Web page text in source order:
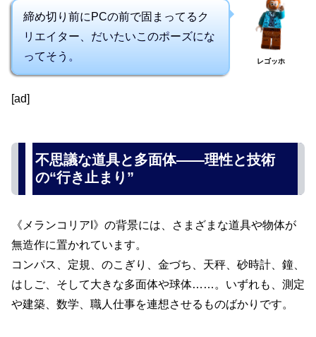
締め切り前にPCの前で固まってるク
リエイター、だいたいこのポーズにな
ってそう。
レゴッホ
[ad]
不思議な道具と多面体――理性と技術
の“行き止まり”
《メランコリアI》の背景には、さまざまな道具や物体が
無造作に置かれています。
コンパス、定規、のこぎり、金づち、天秤、砂時計、鐘、
はしご、そして大きな多面体や球体……。いずれも、測定
や建築、数学、職人仕事を連想させるものばかりです。